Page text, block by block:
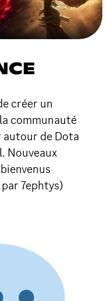
créer un
communauté
autour de Dota
Nouveaux
7ephtys)